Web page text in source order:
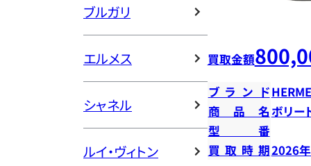
ブルガリ
エルメス
シャネル
ルイ・ヴィトン
買取金額
ブランド
商品名ボリー
型番
買取時期2026